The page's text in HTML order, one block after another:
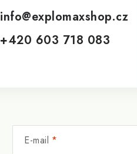
E-mail
info@explomaxshop.cz
+420 603 718 083